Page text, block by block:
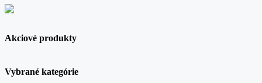
Akciové produkty
Vybrané kategórie